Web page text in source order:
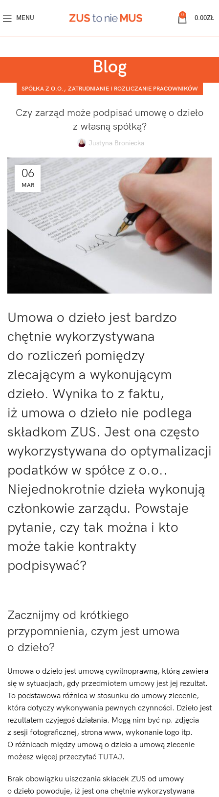
MENU 0 0.00ZŁ
Blog
SPÓŁKA Z O.O., ZATRUDNIANIE I ROZLICZANIE PRACOWNIKÓW
Czy zarząd może podpisać umowę o dzieło
z własną spółką?
Justyna Broniecka
06
MAR
Umowa o dzieło jest bardzo
chętnie wykorzystywana
do rozliczeń pomiędzy
zlecającym a wykonującym
dzieło. Wynika to z faktu,
iż umowa o dzieło nie podlega
składkom ZUS. Jest ona często
wykorzystywana do optymalizacji
podatków w spółce z o.o..
Niejednokrotnie dzieła wykonują
członkowie zarządu. Powstaje
pytanie, czy tak można i kto
może takie kontrakty
podpisywać?
Zacznijmy od krótkiego
przypomnienia, czym jest umowa
o dzieło?
Umowa o dzieło jest umową cywilnoprawną, którą zawiera
się w sytuacjach, gdy przedmiotem umowy jest jej rezultat.
To podstawowa różnica w stosunku do umowy zlecenie,
która dotyczy wykonywania pewnych czynności. Dzieło jest
rezultatem czyjegoś działania. Mogą nim być np. zdjęcia
z sesji fotograficznej, strona www, wykonanie logo itp.
O różnicach między umową o dzieło a umową zlecenie
możesz więcej przeczytać TUTAJ.
Brak obowiązku uiszczania składek ZUS od umowy
o dzieło powoduje, iż jest ona chętnie wykorzystywana